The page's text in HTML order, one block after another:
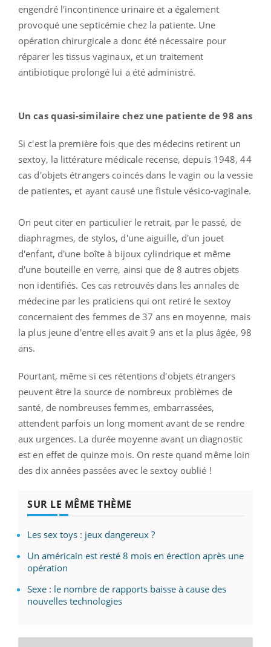
engendré l'incontinence urinaire et a également
provoqué une septicémie chez la patiente. Une
opération chirurgicale a donc été nécessaire pour
réparer les tissus vaginaux, et un traitement
antibiotique prolongé lui a été administré.
Un cas quasi-similaire chez une patiente de 98 ans
Si c'est la première fois que des médecins retirent un
sextoy, la littérature médicale recense, depuis 1948, 44
cas d'objets étrangers coincés dans le vagin ou la vessie
de patientes, et ayant causé une fistule vésico-vaginale.
On peut citer en particulier le retrait, par le passé, de
diaphragmes, de stylos, d'une aiguille, d'un jouet
d'enfant, d'une boîte à bijoux cylindrique et même
d'une bouteille en verre, ainsi que de 8 autres objets
non identifiés. Ces cas retrouvés dans les annales de
médecine par les praticiens qui ont retiré le sextoy
concernaient des femmes de 37 ans en moyenne, mais
la plus jeune d'entre elles avait 9 ans et la plus âgée, 98
ans.
Pourtant, même si ces rétentions d'objets étrangers
peuvent être la source de nombreux problèmes de
santé, de nombreuses femmes, embarrassées,
attendent parfois un long moment avant de se rendre
aux urgences. La durée moyenne avant un diagnostic
est en effet de quinze mois. On reste quand même loin
des dix années passées avec le sextoy oublié !
SUR LE MÊME THÈME
Les sex toys : jeux dangereux ?
Un américain est resté 8 mois en érection après une
opération
Sexe : le nombre de rapports baisse à cause des
nouvelles technologies